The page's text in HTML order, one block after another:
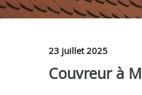
23 juillet 2025
Couvreur à